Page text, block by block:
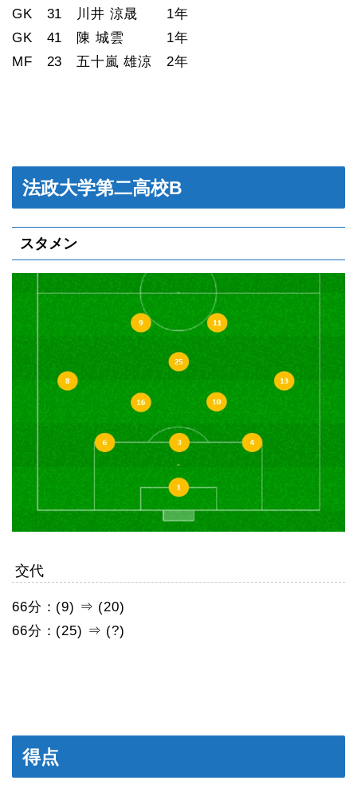
GK 31 川井 涼晟 1年
GK 41 陳 城雲 1年
MF 23 五十嵐 雄涼 2年
法政大学第二高校B
スタメン
交代
66分：(9) ⇒ (20)
66分：(25) ⇒ (?)
得点